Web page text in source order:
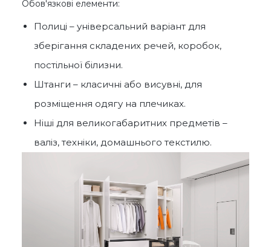
Обов'язкові елементи:
Полиці – універсальний варіант для
зберігання складених речей, коробок,
постільної білизни.
Штанги – класичні або висувні, для
розміщення одягу на плечиках.
Ніші для великогабаритних предметів –
валіз, техніки, домашнього текстилю.